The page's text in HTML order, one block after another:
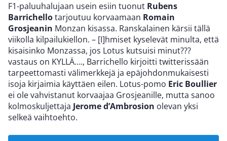
F1-paluuhalujaan usein esiin tuonut Rubens
Barrichellotarjoutuu korvaamaan Romain
Grosjeanin Monzan kisassa. Ranskalainen kärsii tällä
viikolla kilpailukiellon. – [I]hmiset kyselevät minulta, että
kisaisinko Monzassa, jos Lotus kutsuisi minut???
vastaus on KYLLÄ…., Barrichello kirjoitti twitterissään
tarpeettomasti välimerkkejä ja epäjohdonmukaisesti
isoja kirjaimia käyttäen eilen. Lotus-pomo Eric Boullier
ei ole vahvistanut korvaajaa Grosjeanille, mutta sanoo
kolmoskuljettaja Jerome d’Ambrosion olevan yksi
selkeä vaihtoehto.